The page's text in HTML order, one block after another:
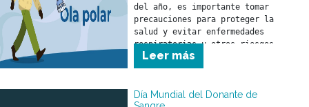
del año, es importante tomar
precauciones para proteger la
salud y evitar enfermedades
respiratorias u otros riesgos
asociados al descenso de la
temperatura.
Leer más
Día Mundial del Donante de